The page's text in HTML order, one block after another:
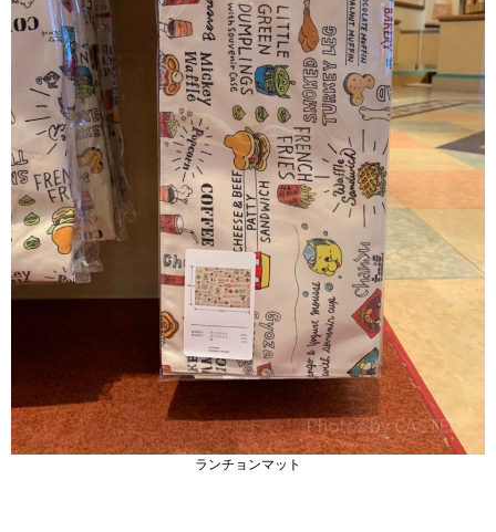
ランチョンマット